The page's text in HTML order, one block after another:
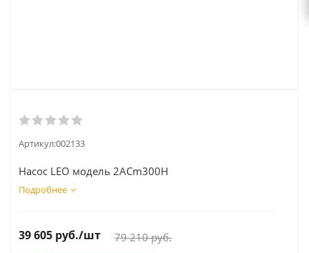
Артикул:002133
Насос LEO модель 2ACm300H
Подробнее
39 605 руб./шт 79 210руб.